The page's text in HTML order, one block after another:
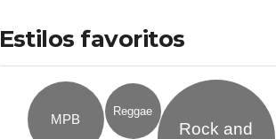
Estilos favoritos
Rock and
MPB
Reggae